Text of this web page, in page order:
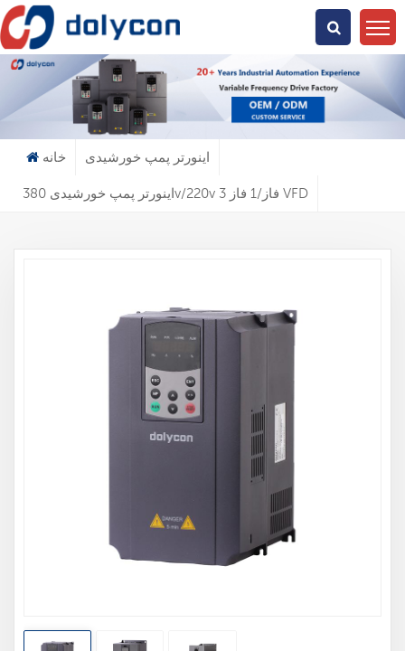
دنبال چی میگردی؟
خانه اینورتر پمپ خورشیدی
اینورتر پمپ خورشیدی 380v/220v 3 فاز/1 فاز VFD